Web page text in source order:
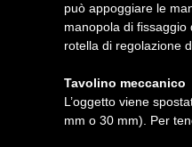
può appoggiare le
manopola di
rotella di regolazione
Tavolino meccanico
L’oggetto viene
mm o 30 mm). Per